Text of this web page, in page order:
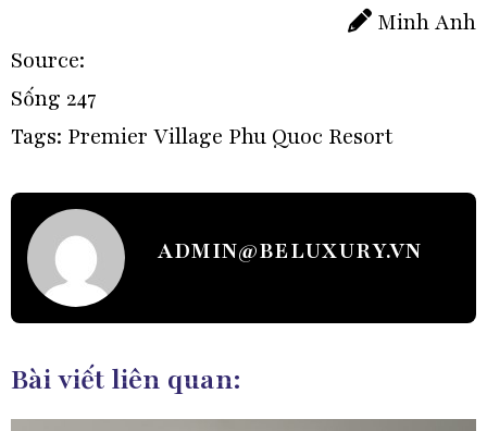
Minh Anh
Source:
Sống 247
Tags: Premier Village Phu Quoc Resort
ADMIN@BELUXURY.VN
Bài viết liên quan: